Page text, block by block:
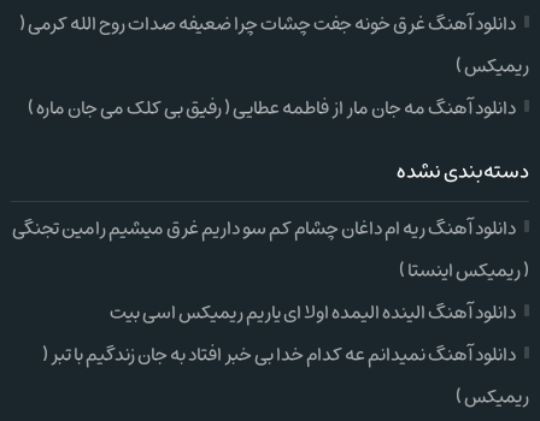
دانلود آهنگ غرق خونه جفت چشات چرا ضعیفه صدات روح الله کرمی (
ریمیکس )
دانلود آهنگ مه جان مار از فاطمه عطایی ( رفیق بی کلک می جان ماره )
دسته‌بندی نشده
دانلود آهنگ ریه ام داغان چشام کم سو داریم غرق میشیم رامین تجنگی
( ریمیکس اینستا )
دانلود آهنگ الینده الیمده اولا ای یاریم ریمیکس اسی بیت
دانلود آهنگ نمیدانم عه کدام خدا بی خبر افتاد به جان زندگیم با تبر (
ریمیکس )